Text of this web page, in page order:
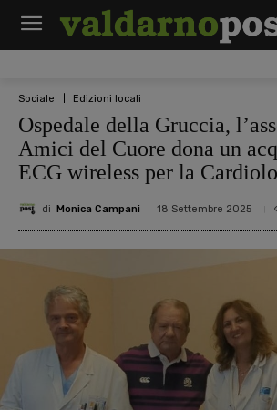
Sociale Edizioni locali
Ospedale della Gruccia,
Amici del Cuore dona un
ECG wireless per la
di Monica Campani 18 Settembre 2025